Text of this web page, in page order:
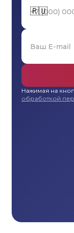
🇷🇺
Нажимая на
обработкой